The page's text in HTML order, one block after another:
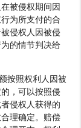
被侵权期间因
为所支付的合
侵权人因被侵
的情节判决给
按照权利人因被
，可以按照侵
侵权人获得的
理确定。赔偿